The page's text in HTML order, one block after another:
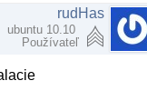
rudHas
ubuntu 10.10
Používateľ